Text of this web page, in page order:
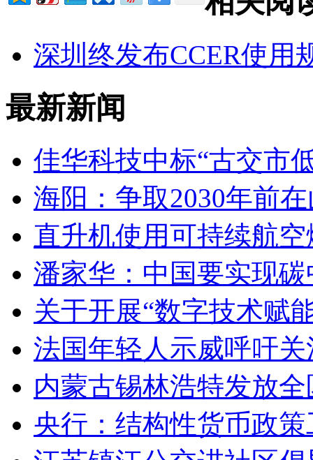
深圳终发布CCER使用
最新新闻
佳华科技中标“古交市
海阳：争取2030年前
直升机使用可持续航
潘家华：中国要实现
关于开展“数字技术赋
法国年轻人示威呼吁
内蒙古锡林浩特发放
央行：结构性货币政